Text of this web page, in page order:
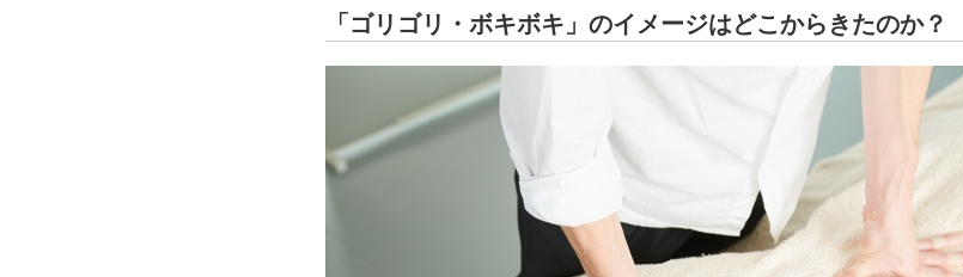
「ゴリゴリ・ボキボキ」のイメージはどこからきたのか？